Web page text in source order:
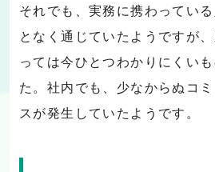
それでも、実務に携わってい
となく通じていたようですが
っては今ひとつわかりにくい
た。社内でも、少なからぬコ
スが発生していたようです。